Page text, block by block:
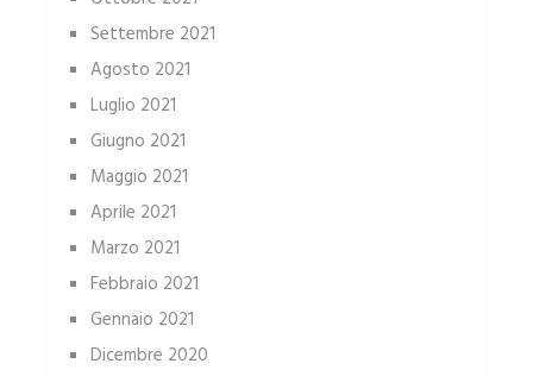
Settembre 2021
Agosto 2021
Luglio 2021
Giugno 2021
Maggio 2021
Aprile 2021
Marzo 2021
Febbraio 2021
Gennaio 2021
Dicembre 2020